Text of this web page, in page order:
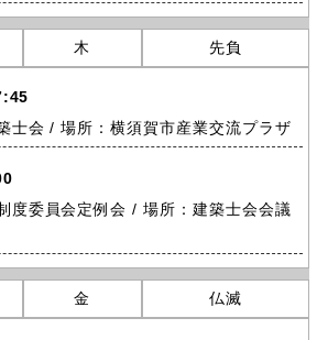
木 先負
士会 / 場所：横須賀市産業交流プラザ
度委員会定例会 / 場所：建築士会会議
金 仏滅